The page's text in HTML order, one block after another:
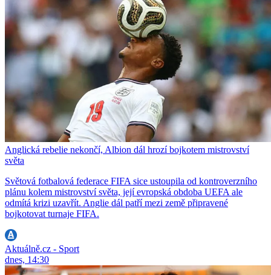
Anglická rebelie nekončí, Albion dál hrozí bojkotem mistrovství
světa
Světová fotbalová federace FIFA sice ustoupila od kontroverzního
plánu kolem mistrovství světa, její evropská obdoba UEFA ale
odmítá krizi uzavřít. Anglie dál patří mezi země připravené
bojkotovat turnaje FIFA.
Aktuálně.cz - Sport
dnes, 14:30